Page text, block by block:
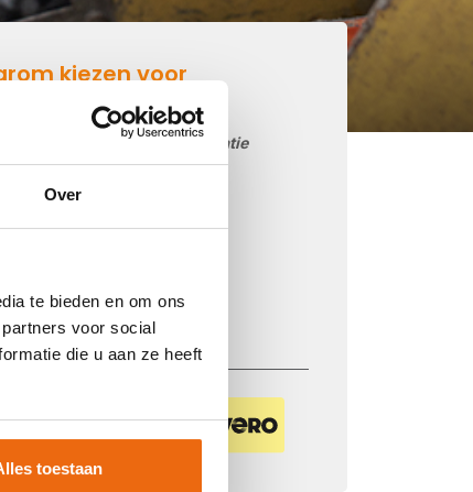
Over
te bieden en om ons
voor social
die u aan ze heeft
toestaan
kiezen voor
beton storten op locatie
nieuwe prijzen
betalen met: